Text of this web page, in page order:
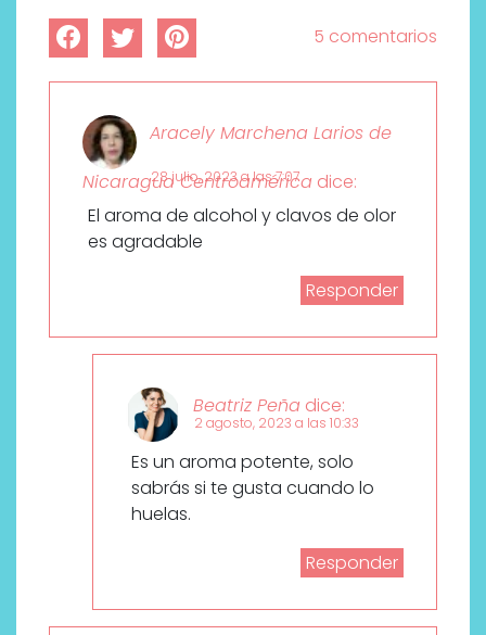
5 comentarios
Aracely Marchena Larios de
Nicaragua Centroamérica dice:
28 julio, 2023 a las 7:07
El aroma de alcohol y clavos de olor
es agradable
Responder
Beatriz Peña dice:
2 agosto, 2023 a las 10:33
Es un aroma potente, solo
sabrás si te gusta cuando lo
huelas.
Responder